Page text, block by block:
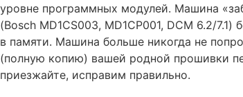
уровне программных модулей. Машина
(Bosch MD1CS003, MD1CP001, DCM 6.2/
в памяти. Машина больше никогда не
(полную копию) вашей родной прошивки
приезжайте, исправим правильно.